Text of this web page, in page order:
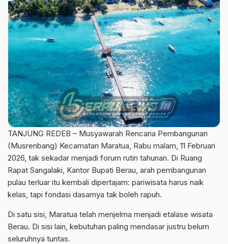
TANJUNG REDEB – Musyawarah Rencana Pembangunan
(Musrenbang) Kecamatan Maratua, Rabu malam, 11 Februari
2026, tak sekadar menjadi forum rutin tahunan. Di Ruang
Rapat Sangalaki, Kantor Bupati Berau, arah pembangunan
pulau terluar itu kembali dipertajam: pariwisata harus naik
kelas, tapi fondasi dasarnya tak boleh rapuh.
Di satu sisi, Maratua telah menjelma menjadi etalase wisata
Berau. Di sisi lain, kebutuhan paling mendasar justru belum
seluruhnya tuntas.